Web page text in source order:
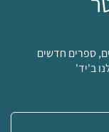
ספרים חדשים
ב'יד'